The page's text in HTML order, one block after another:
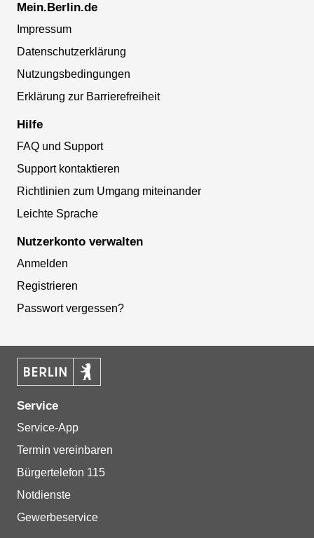
Mein.Berlin.de
Impressum
Datenschutzerklärung
Nutzungsbedingungen
Erklärung zur Barrierefreiheit
Hilfe
FAQ und Support
Support kontaktieren
Richtlinien zum Umgang miteinander
Leichte Sprache
Nutzerkonto verwalten
Anmelden
Registrieren
Passwort vergessen?
Service
Service-App
Termin vereinbaren
Bürgertelefon 115
Notdienste
Gewerbeservice